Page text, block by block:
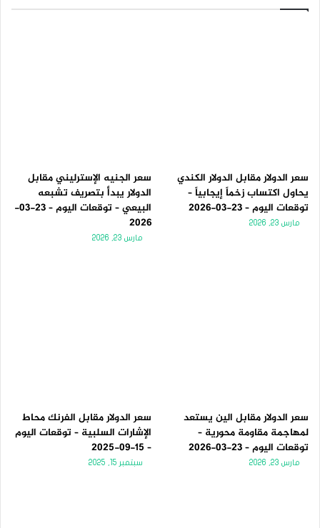
سعر الدولار مقابل الدولار الكندي
يحاول اكتساب زخماً إيجابياً –
توقعات اليوم – 23-03-2026
مارس 23, 2026
سعر الجنيه الإسترليني مقابل
الدولار يبدأ بتصريف تشبعه
البيعي – توقعات اليوم – 23-03-
2026
مارس 23, 2026
سعر الدولار مقابل الين يستعد
لمهاجمة مقاومة محورية –
توقعات اليوم – 23-03-2026
مارس 23, 2026
سعر الدولار مقابل الفرنك محاط
الإشارات السلبية – توقعات اليوم
– 15-09-2025
سبتمبر 15, 2025